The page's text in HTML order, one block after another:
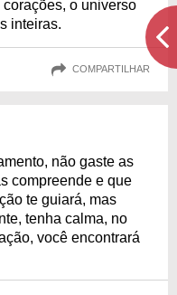
o universo
inteiras.
COMPARTILHAR
não gaste as
compreende e que
te guiará, mas
tenha calma, no
você encontrará